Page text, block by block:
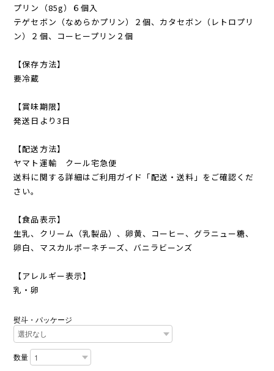
プリン（85g）６個入
テゲセボン（なめらかプリン）２個、カタセボン（レトロプリ
ン）２個、コーヒープリン２個
【保存方法】
要冷蔵
【賞味期限】
発送日より3日
【配送方法】
ヤマト運輸 クール宅急便
送料に関する詳細はご利用ガイド「配送・送料」をご確認くだ
さい。
【食品表示】
生乳、クリーム（乳製品）、卵黄、コーヒー、グラニュー糖、
卵白、マスカルポーネチーズ、バニラビーンズ
【アレルギー表示】
乳・卵
熨斗・パッケージ
数量